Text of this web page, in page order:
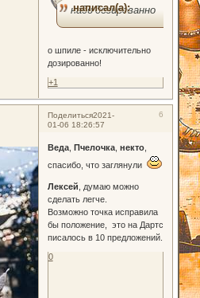
написал(а):
надо дозированно
о шпиле - исключительно
дозированно!
+1
Поделиться 6
2021-
01-06 18:26:57
Веда, Пчелочка, некто,
спасибо, что заглянули
Лексей , думаю можно
сделать легче.
Возможно точка исправила
бы положение, это на Дартс
писалось в 10 предложений.
0